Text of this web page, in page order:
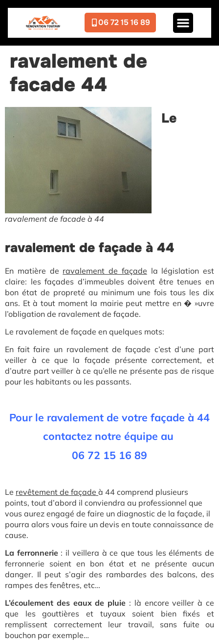
06 72 15 16 89
ravalement de
facade 44
ravalement de facade à 44
Le
ravalement de façade à 44
En matière de ravalement de façade la législation est
claire: les façades d’immeubles doivent être tenues en
bon état de propreté au minimum une fois tous les dix
ans. Et à tout moment la mairie peut mettre en � »uvre
l’obligation de ravalement de façade.
Le ravalement de façade en quelques mots:
En fait faire un ravalement de façade c’est d’une part
veiller à ce que la façade présente correctement, et
d’autre part veiller à ce qu’elle ne présente pas de risque
pour les habitants ou les passants.
Pour le ravalement de votre façade à 44
contactez notre équipe au
06 72 15 16 89
Le revêtement de façade à 44 comprend plusieurs
points, tout d’abord il conviendra au professionnel que
vous aurez engagé de faire un diagnostic de la façade, il
pourra alors vous faire un devis en toute connaissance de
cause.
La ferronnerie: il veillera à ce que tous les éléments de
ferronnerie soient en bon état et ne présente aucun
danger. Il peut s’agir des rambardes des balcons, des
rampes des fenêtres, etc…
L’écoulement des eaux de pluie : là encore veiller à ce
que les gouttières et tuyaux soient bien fixés et
remplissent correctement leur travail, sans fuite ou
bouchon par exemple…